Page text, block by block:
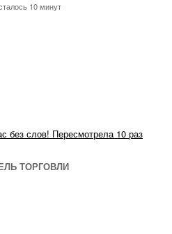
10 минут
без слов! Пересмотрела 10 раз
ТОРГОВЛИ